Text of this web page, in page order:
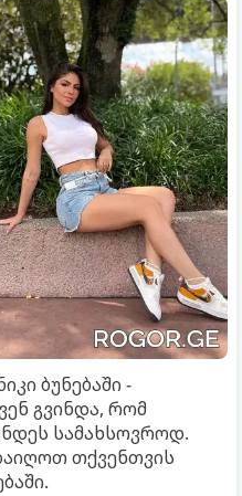
ბუნებაში -
გვინდა, რომ
სამახსოვროდ.
თქვენთვის